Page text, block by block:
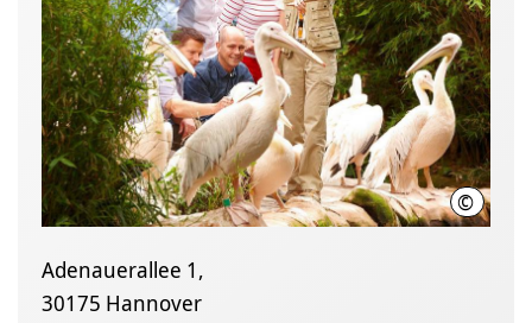
©
Adenauerallee 1,
30175 Hannover